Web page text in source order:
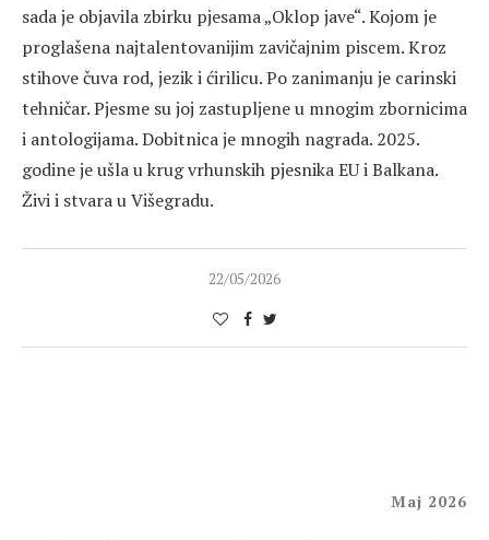
sada je objavila zbirku pjesama „Oklop jave“. Kojom je
proglašena najtalentovanijim zavičajnim piscem. Kroz
stihove čuva rod, jezik i ćirilicu. Po zanimanju je carinski
tehničar. Pjesme su joj zastupljene u mnogim zbornicima
i antologijama. Dobitnica je mnogih nagrada. 2025.
godine je ušla u krug vrhunskih pjesnika EU i Balkana.
Živi i stvara u Višegradu.
22/05/2026
Maj 2026